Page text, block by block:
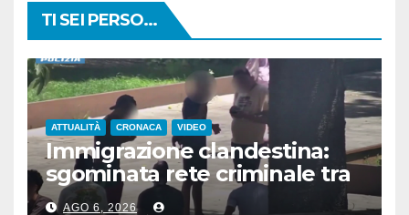
TI SEI PERSO...
ATTUALITÀ CRONACA VIDEO
Immigrazione clandestina:
sgominata rete criminale tra
Algeria, Italia e Francia
AGO 6, 2026